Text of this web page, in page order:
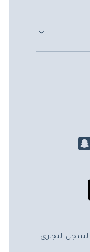
السجل التجاري